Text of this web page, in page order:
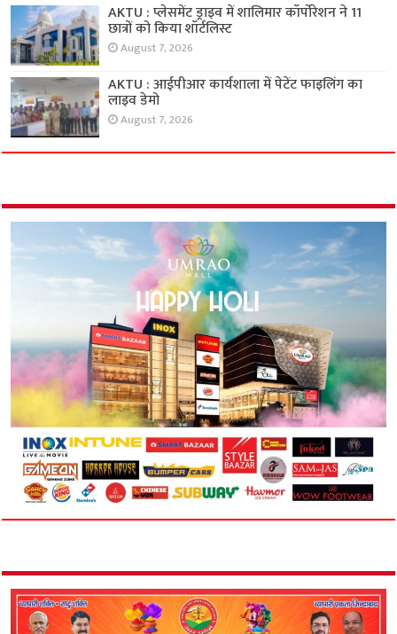
AKTU : प्लेसमेंट ड्राइव में शालिमार कॉर्पोरेशन ने 11
छात्रों को किया शॉर्टलिस्ट
August 7, 2026
AKTU : आईपीआर कार्यशाला में पेटेंट फाइलिंग का
लाइव डेमो
August 7, 2026